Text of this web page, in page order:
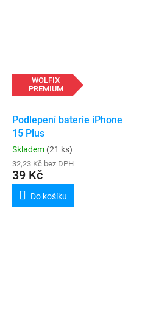
WOLFIX
PREMIUM
Podlepení baterie iPhone
15 Plus
Skladem (21 ks)
32,23 Kč bez DPH
39 Kč
Do košíku